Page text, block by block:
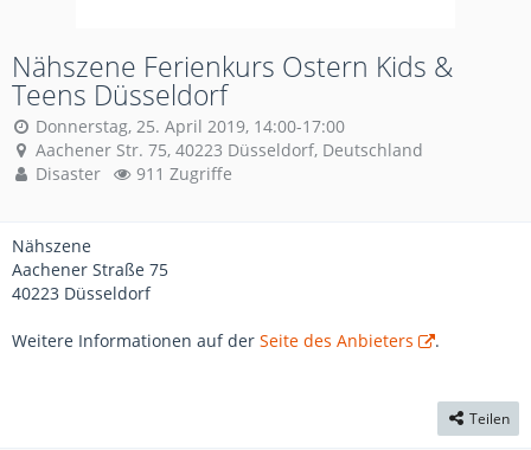
Nähszene Ferienkurs Ostern Kids &
Teens Düsseldorf
Donnerstag, 25. April 2019, 14:00-17:00
Aachener Str. 75, 40223 Düsseldorf, Deutschland
Disaster
911 Zugriffe
Nähszene
Aachener Straße 75
40223 Düsseldorf
Weitere Informationen auf der Seite des Anbieters .
Teilen